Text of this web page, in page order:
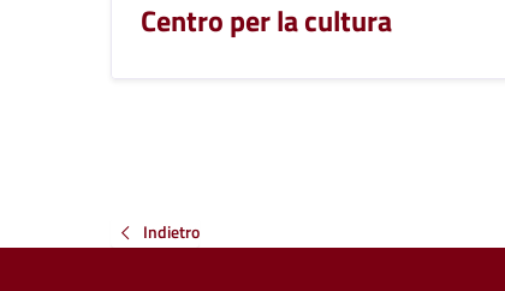
Centro per la cultura
Indietro